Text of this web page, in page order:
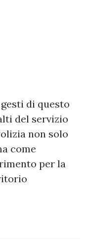
di questo
del servizio
non solo
come
per la